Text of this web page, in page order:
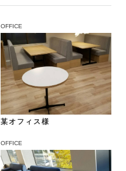
某オフィス様
OFFICE
OFFICE